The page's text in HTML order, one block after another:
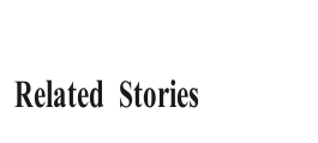
Related Stories